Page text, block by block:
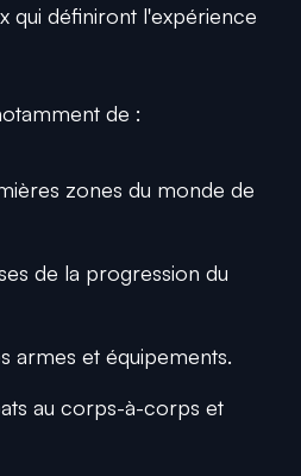
qui définiront l'expérience
de :
zones du monde de
de la progression du
armes et équipements.
au corps-à-corps et